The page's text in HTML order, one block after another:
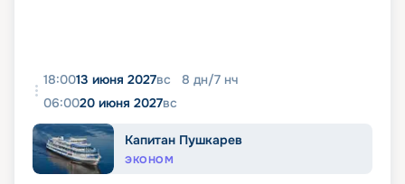
18:0013 июня 2027вс 8 дн/7 нч
06:0020 июня 2027вс
Капитан Пушкарев
ЭКОНОМ